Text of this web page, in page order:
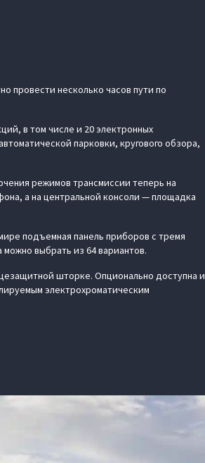
провести несколько часов пути по
в том числе и 20 электронных
парковки, кругового обзора,
режимов трансмиссии теперь на
а на центральной консоли — площадка
подъемная панель приборов с тремя
выбрать из 64 вариантов.
шторке. Опционально доступна и
электрохроматическим